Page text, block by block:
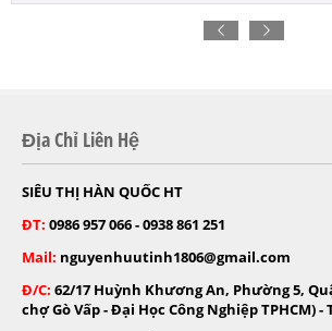
Địa Chỉ Liên Hệ
SIÊU THỊ HÀN QUỐC HT
ĐT: 0986 957 066 - 0938 861 251
Mail: nguyenhuutinh1806@gmail.com
Đ/C: 62/17 Huỳnh Khương An, Phường 5,
chợ Gò Vấp - Đại Học Công Nghiệp TPHCM) -